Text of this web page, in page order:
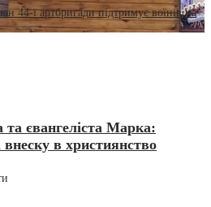
44-ї артбригади підтримує воїнів на
та євангеліста Марка:
в християнство